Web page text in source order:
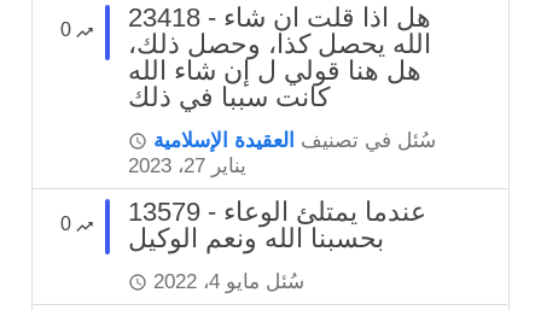
0
23418 - هل اذا قلت ان شاء
الله يحصل كذا، وحصل ذلك،
هل هنا قولي ل إن شاء الله
كانت سببا في ذلك
سُئل في تصنيف العقيدة الإسلامية
يناير 27، 2023
0
13579 - عندما يمتلئ الوعاء
بحسبنا الله ونعم الوكيل
سُئل مايو 4، 2022